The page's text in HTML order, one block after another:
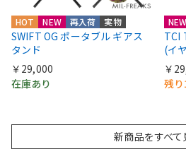
HOT NEW 再入荷 実物
SWIFT OG ポータブル ギアス
タンド
￥29,000
在庫あり
NEW
TCI
(イ
￥
残
新商品をすべて